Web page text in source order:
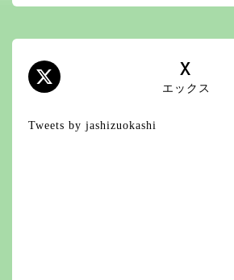
X
エックス
Tweets by jashizuokashi